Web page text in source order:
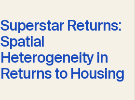
Superstar Returns:
Spatial
Heterogeneity in
Returns to Housing